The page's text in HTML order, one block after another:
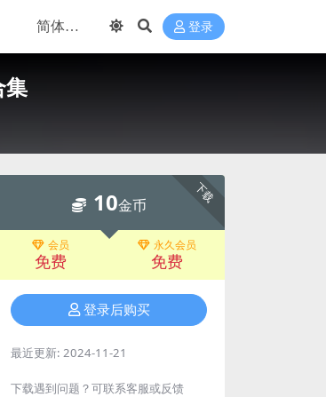
登录
集
下载
10金币
会员
免费
永久会员
免费
登录后购买
最近更新: 2024-11-21
下载遇到问题？可联系客服或反馈